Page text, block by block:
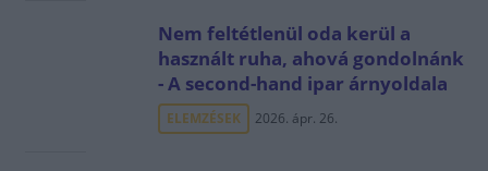
Nem feltétlenül oda kerül a
használt ruha, ahová gondolnánk
- A second-hand ipar árnyoldala
ELEMZÉSEK 2026. ápr. 26.